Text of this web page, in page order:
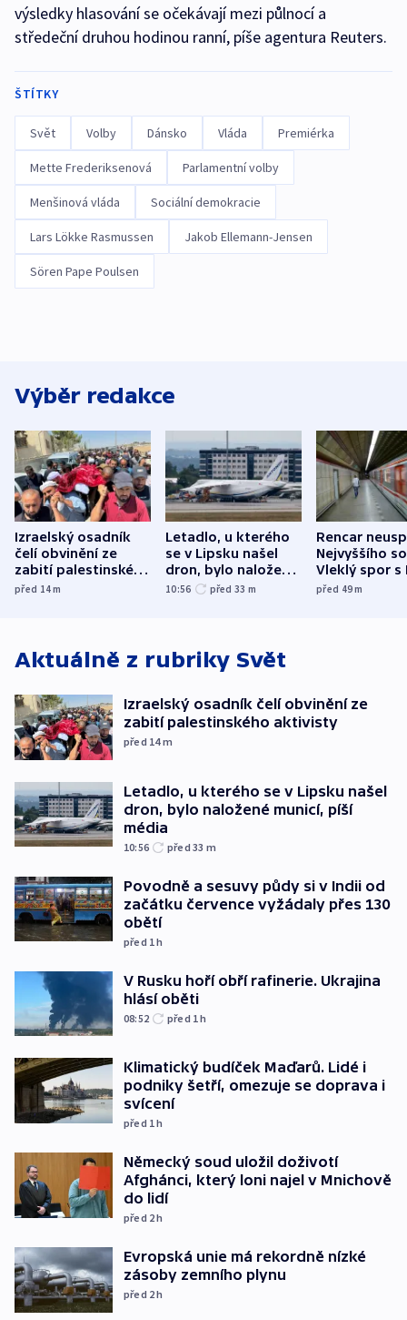
výsledky hlasování se očekávají mezi půlnocí a
středeční druhou hodinou ranní, píše agentura Reuters.
ŠTÍTKY
Svět Volby Dánsko Vláda Premiérka
Mette Frederiksenová Parlamentní volby
Menšinová vláda Sociální demokracie
Lars Lökke Rasmussen Jakob Ellemann-Jensen
Sören Pape Poulsen
Výběr redakce
Izraelský osadník
čelí obvinění ze
zabití palestinského
aktivisty
před 14m
Letadlo, u kterého
se v Lipsku našel
dron, bylo naložené
municí, píší média
10:56 před 33 m
Rencar
Nejvyššího
Vleklý spor s
reklamní
před 49m
Aktuálně z rubriky Svět
Izraelský osadník čelí obvinění ze
zabití palestinského aktivisty
před 14m
Letadlo, u kterého se v Lipsku našel
dron, bylo naložené municí, píší
média
10:56 před 33 m
Povodně a sesuvy půdy si v Indii od
začátku července vyžádaly přes 130
obětí
před 1h
V Rusku hoří obří rafinerie. Ukrajina
hlásí oběti
08:52 před 1h
Klimatický budíček Maďarů. Lidé i
podniky šetří, omezuje se doprava i
svícení
před 1h
Německý soud uložil doživotí
Afghánci, který loni najel v Mnichově
do lidí
před 2h
Evropská unie má rekordně nízké
zásoby zemního plynu
před 2h